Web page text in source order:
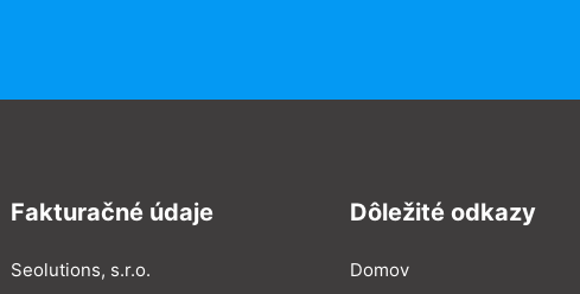
Fakturačné údaje
Seolutions, s.r.o.
Dôležité odkazy
Domov